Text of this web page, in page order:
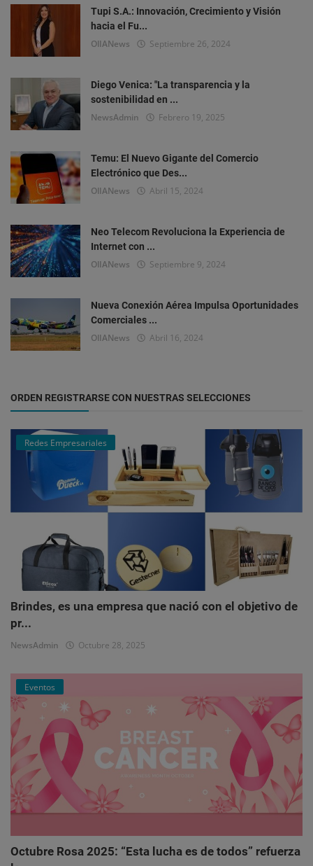
Tupi S.A.: Innovación, Crecimiento y Visión
hacia el Fu...
OlIANews Septiembre 26, 2024
Diego Venica: "La transparencia y la
sostenibilidad en ...
NewsAdmin Febrero 19, 2025
Temu: El Nuevo Gigante del Comercio
Electrónico que Des...
OlIANews Abril 15, 2024
Neo Telecom Revoluciona la Experiencia de
Internet con ...
OlIANews Septiembre 9, 2024
Nueva Conexión Aérea Impulsa Oportunidades
Comerciales ...
OlIANews Abril 16, 2024
ORDEN REGISTRARSE CON NUESTRAS SELECCIONES
Redes Empresariales
Brindes, es una empresa que nació con el objetivo de
pr...
NewsAdmin Octubre 28, 2025
Eventos
Octubre Rosa 2025: “Esta lucha es de todos” refuerza